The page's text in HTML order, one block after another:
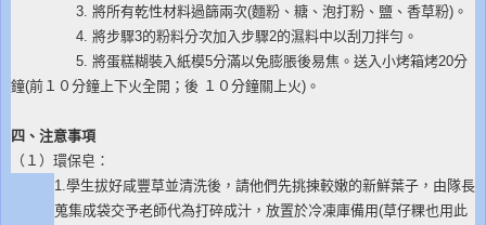
3. 將所有乾性材料過篩兩次(麵粉、糖、泡打粉、鹽、香草粉)。
4. 將步驟3的粉料分次加入步驟2的濕料中以刮刀拌勻。
5. 將蛋糕糊裝入紙模5分滿以免膨脹後易焦。送入小烤箱烤20分
鐘(前１０分鐘上下火全開；後 １０分鐘關上火)。
四、注意事項
（１）環保皂：
1.學生拔好咸豐草並清洗後，請他們先挑揀較嫩的新鮮葉子，由隊長
蒐集成袋交予老師代為打碎成汁，放置於冷凍庫備用(草仔粿也用此